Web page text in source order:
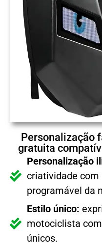
Personalização
gratuita
Personalização
criatividade com
programável da
Estilo único:
motociclista
únicos.